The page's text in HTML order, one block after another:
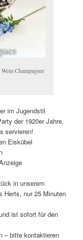
Champagner
im Jugendstil
der 1920er Jahre,
servieren!
Eiskübel
in unserem
Herts, nur 25 Minuten
ist sofort für den
– bitte kontaktieren